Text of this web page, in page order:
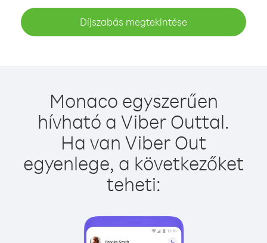
Díjszabás megtekintése
Monaco egyszerűen
hívható a Viber Outtal.
Ha van Viber Out
egyenlege, a következőket
teheti: